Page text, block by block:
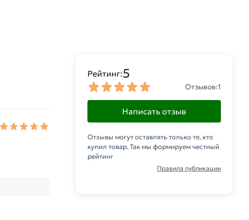
Рейтинг:5
Отзывов:1
Написать отзыв
Отзывы могут оставлять только те, кто
купил товар. Так мы формируем честный
рейтинг
Правила публикации